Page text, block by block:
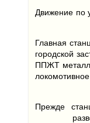
Движение по
Главная
городской
ППЖТ
Прежде